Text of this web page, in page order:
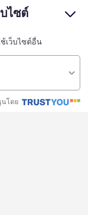
ไซต์
เว็บไซต์อื่น
โดย